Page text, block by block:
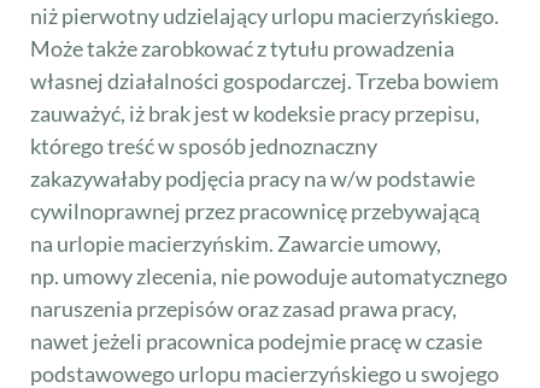
niż pierwotny udzielający urlopu macierzyńskiego.
Może także zarobkować z tytułu prowadzenia
własnej działalności gospodarczej. Trzeba bowiem
zauważyć, iż brak jest w kodeksie pracy przepisu,
którego treść w sposób jednoznaczny
zakazywałaby podjęcia pracy na w/w podstawie
cywilnoprawnej przez pracownicę przebywającą
na urlopie macierzyńskim. Zawarcie umowy,
np. umowy zlecenia, nie powoduje automatycznego
naruszenia przepisów oraz zasad prawa pracy,
nawet jeżeli pracownica podejmie pracę w czasie
podstawowego urlopu macierzyńskiego u swojego